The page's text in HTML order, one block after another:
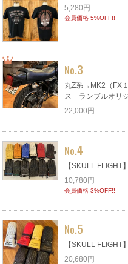
5,280円
会員価格 5%OFF!!
No.3
丸Z系→MK2（FX
ス ランブルオリ
22,000円
No.4
【SKULL
10,780円
会員価格 3%OFF!!
No.5
【SKULL
20,680円